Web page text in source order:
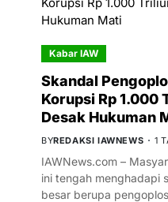
Kabar IAW
Skandal
Korupsi Rp 1.000
Desak Hukuman
BYREDAKSI IAWNEWS 1
IAWNews.com –
ini tengah menghadapi
besar berupa